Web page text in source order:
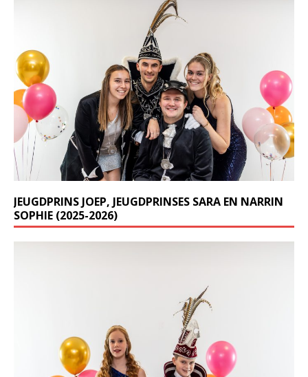
JEUGDPRINS JOEP, JEUGDPRINSES SARA EN NARRIN
SOPHIE (2025-2026)